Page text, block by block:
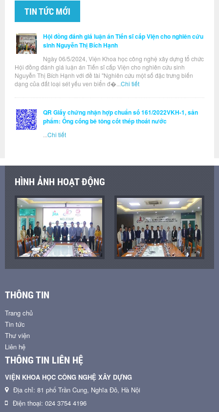
TIN TỨC MỚI
Hội đồng đánh giá luận án Tiến sĩ cấp Viện cho nghiên cứu
sinh Nguyễn Thị Bích Hạnh
Ngày 06/5/2024, Viện Khoa học công nghệ xây dựng tổ chức
Hội đồng đánh giá luận án Tiến sĩ cấp Viện cho nghiên cứu sinh
Nguyễn Thị Bích Hạnh với đề tài "Nghiên cứu một số đặc trưng biến
dạng của đất loại sét yếu ven biển đ�... Chi tiết
QR Giấy chứng nhận hợp chuẩn số 161/2022VKH-1, sản
phẩm: Ống cống bê tông cốt thép thoát nước
Chi tiết
HÌNH ẢNH HOẠT ĐỘNG
THÔNG TIN
Trang chủ
Tin tức
Thư viện
Liên hệ
THÔNG TIN LIÊN HỆ
VIỆN KHOA HỌC CÔNG NGHỆ XÂY DỰNG
Địa chỉ: 81 phố Trần Cung, Nghĩa Đô, Hà Nội
Điện thoại: 024 3754 4196